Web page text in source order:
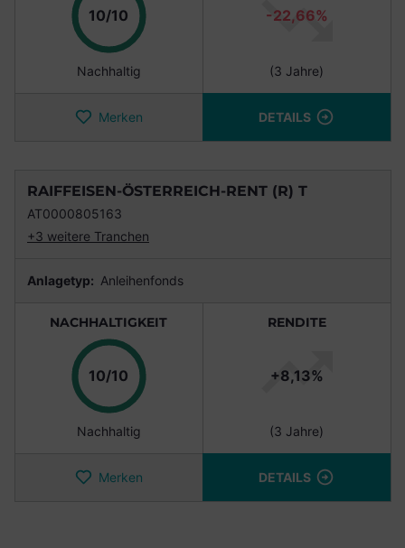
10/10 Punkte
Nachhaltig
-22,66%
(3 Jahre)
Merken DETAILS
RAIFFEISEN-ÖSTERREICH-RENT (R) T
AT0000805163
+3 weitere Tranchen
Anlagetyp: Anleihenfonds
NACHHALTIGKEIT
10/10 Punkte
Nachhaltig
RENDITE
+8,13%
(3 Jahre)
Merken DETAILS